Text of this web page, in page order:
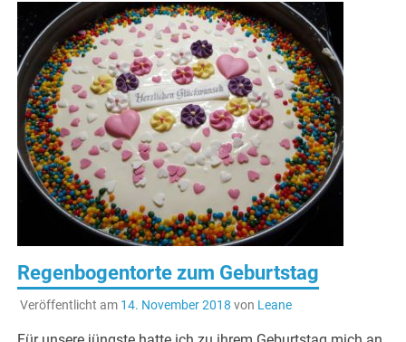
Regenbogentorte zum Geburtstag
Veröffentlicht am 14. November 2018 von Leane